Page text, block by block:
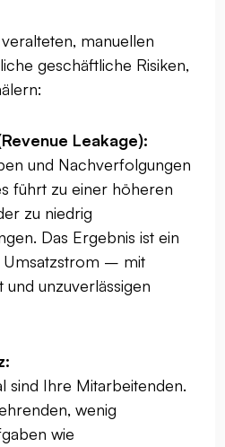
manuellen
geschäftliche Risiken,
Leakage):
und Nachverfolgungen
führt zu einer höheren
zu niedrig
Das Ergebnis ist ein
Umsatzstrom – mit
unzuverlässigen
sind Ihre Mitarbeitenden.
wenig
wie